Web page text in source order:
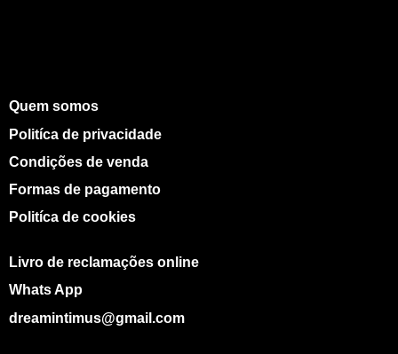
Quem somos
Politíca de privacidade
Condições de venda
Formas de pagamento
Politíca de cookies
Livro de reclamações online
Whats App
dreamintimus@gmail.com